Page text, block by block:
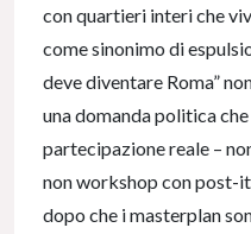
con quartieri interi che
come sinonimo di
deve diventare Roma”
una domanda politica
partecipazione reale –
non workshop con post-
dopo che i masterplan